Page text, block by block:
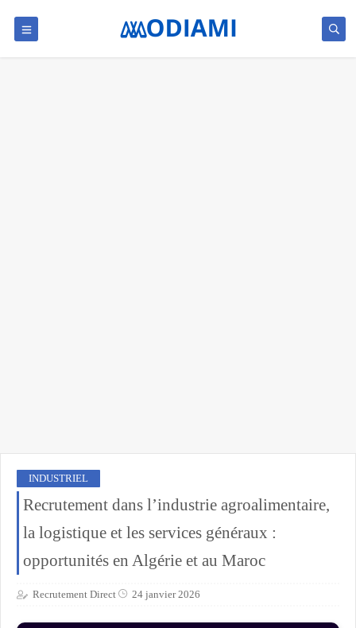
INDUSTRIEL
Recrutement dans l’industrie agroalimentaire,
la logistique et les services généraux :
opportunités en Algérie et au Maroc
Recrutement Direct 24 janvier 2026